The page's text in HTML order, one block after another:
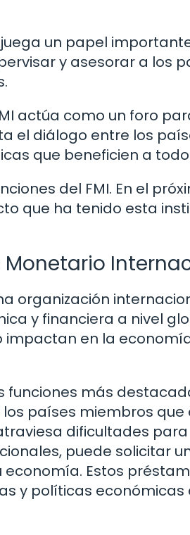
un papel
y asesorar a los
actúa como un foro
el diálogo entre los
que beneficien a
del FMI. En el
que ha tenido esta
Monetario
organización
y financiera a nivel
en la
funciones más
países miembros que
dificultades
puede solicitar
Estos
y políticas